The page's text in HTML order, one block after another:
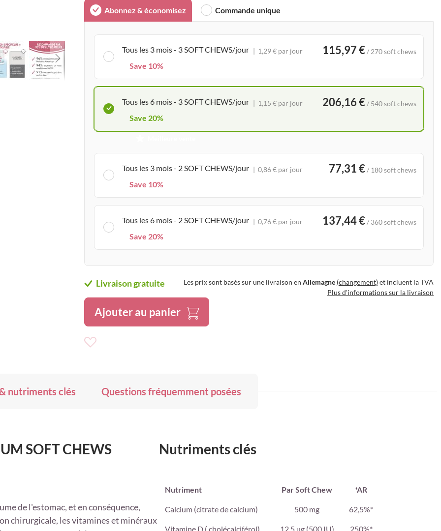
Abonnez & économisez
Tous les 3 mois - 3 SOFT CHEWS/jour 1,29 € par jour 115,97 €/ 270 soft chews
Save 10%
Tous les 6 mois - 3 SOFT CHEWS/jour 1,15 € par jour 206,16 €/ 540 soft chews
Save 20%
Tous les 3 mois - 2 SOFT CHEWS/jour 0,86 € par jour 77,31 €/ 180 soft chews
Save 10%
Tous les 6 mois - 2 SOFT CHEWS/jour 0,76 € par jour 137,44 €/ 360 soft chews
Save 20%
Livraison gratuite Les prix sont basés sur une livraison en Allemagne (changement)et incluent la TVA
Plus d'informations sur la livraison
Ajouter au panier
Commande unique
nutriments clés Questions fréquemment posées
SOFT CHEWS
de l'estomac, et en conséquence,
chirurgicale, les vitamines et minéraux
Nutriments clés
Nutriment Par Soft Chew *AR
Calcium (citrate de calcium) 500 mg 62,5%*
Vitamine D ( cholécalciférol) 12,5 µg (500 IU)
250%*